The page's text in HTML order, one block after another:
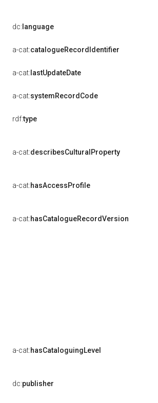
dc: language
a-cat:catalogueRecordIdentifier
a-cat: lastUpdateDate
a-cat:systemRecordCode
rdf:type
a-cat:describesCulturalProperty
a-cat:hasAccessProfile
a-cat:hasCatalogueRecordVersion
a-cat:hasCataloguingLevel
dc:publisher